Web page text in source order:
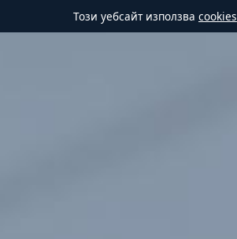
Този уебсайт използва cookies